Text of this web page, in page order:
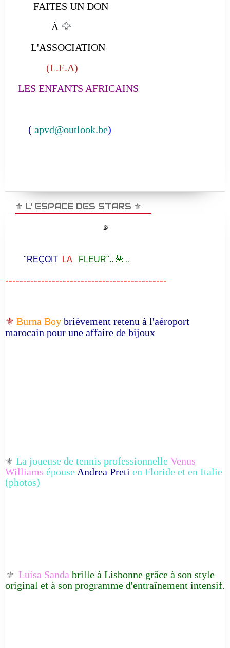
FAITES UN DON
À 🦅
L'ASSOCIATION
(L.E.A)
LES ENFANTS AFRICAINS
( apvd@outlook.be)
⚜️ L' ESPACE DES STARS ⚜️
📡
"REÇOIT LA FLEUR".. 🌺 ..
---------------------------------------------
⚜️ Burna Boy brièvement retenu à l'aéroport
marocain pour une affaire de bijoux
⚜️ La joueuse de tennis professionnelle Venus
Williams épouse Andrea Preti en Floride et en Italie
(photos)
⚜️ Luísa Sanda brille à Lisbonne grâce à son style
original et à son programme d'entraînement intensif.